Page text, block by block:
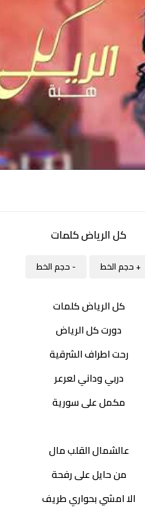
كل الرياض كلمات
+ حجم الخط - حجم الخط
كل الرياض كلمات
دورت كل الرياض
رحت اطراف الشرقية
دربي وداني لعرعر
مكمل على سورية
عالشمال القلب مال
من حايل على رفحة
الا امشي بحواري طريف